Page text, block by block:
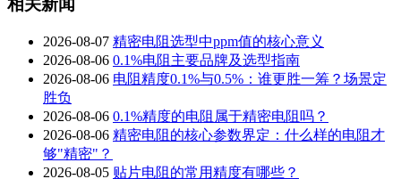
相关新闻
2026-08-07 精密电阻选型中ppm值的核心意义
2026-08-06 0.1%电阻主要品牌及选型指南
2026-08-06 电阻精度0.1%与0.5%：谁更胜一筹？场景定
胜负
2026-08-06 0.1%精度的电阻属于精密电阻吗？
2026-08-06 精密电阻的核心参数界定：什么样的电阻才
够"精密"？
2026-08-05 贴片电阻的常用精度有哪些？